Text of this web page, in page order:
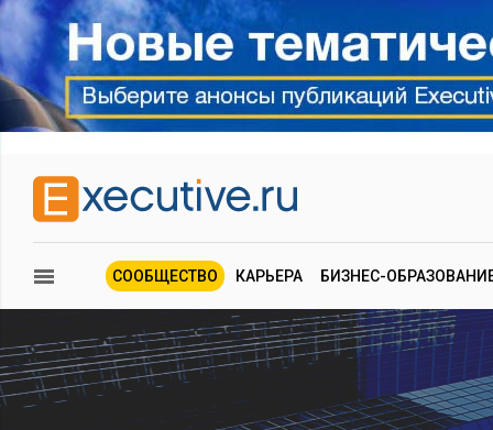
СООБЩЕСТВО КАРЬЕРА БИЗНЕС-